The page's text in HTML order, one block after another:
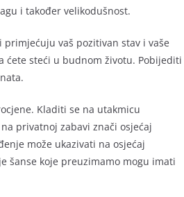
i također velikodušnost.
vaš pozitivan stav i vaše
ćete steći u budnom životu. Pobijediti
Kladiti se na utakmicu
privatnoj zabavi znači osjećaj
može ukazivati na osjećaj
šanse koje preuzimamo mogu imati